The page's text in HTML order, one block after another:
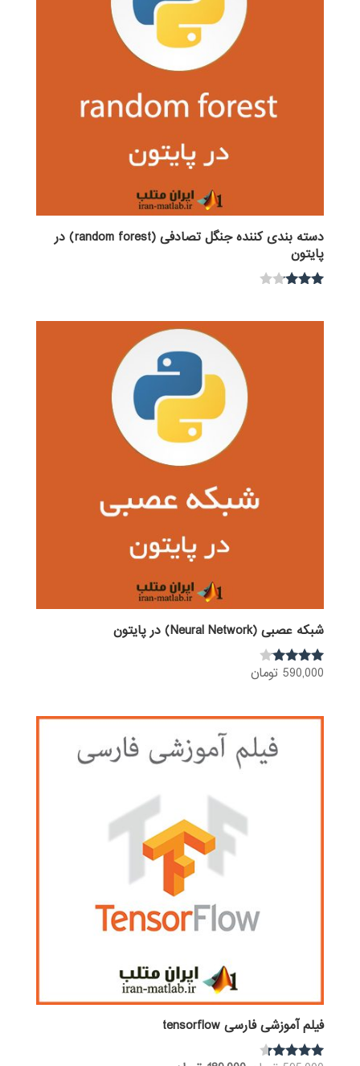
دسته بندی کننده جنگل تصادفی (random forest) در
پایتون
از 5
شبکه عصبی (Neural Network) در پایتون
نمره
590,000 تومان
فیلم آموزشی فارسی tensorflow